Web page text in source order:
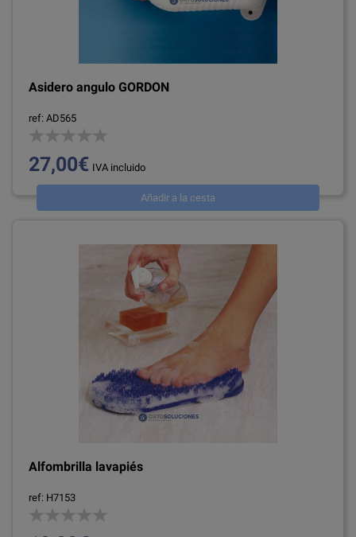
Asidero angulo GORDON
ref: AD565
27,00€ IVA incluido
Añadir a la cesta
Alfombrilla lavapiés
ref: H7153